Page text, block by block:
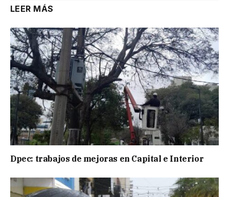
LEER MÁS
Dpec: trabajos de mejoras en Capital e Interior